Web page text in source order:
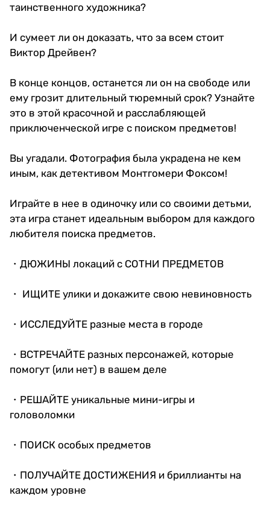
таинственного художника?
И сумеет ли он доказать, что за всем стоит
Виктор Дрейвен?
В конце концов, останется ли он на свободе или
ему грозит длительный тюремный срок? Узнайте
это в этой красочной и расслабляющей
приключенческой игре с поиском предметов!
Вы угадали. Фотография была украдена не кем
иным, как детективом Монтгомери Фоксом!
Играйте в нее в одиночку или со своими детьми,
эта игра станет идеальным выбором для каждого
любителя поиска предметов.
・ДЮЖИНЫ локаций с СОТНИ ПРЕДМЕТОВ
・ ИЩИТЕ улики и докажите свою невиновность
・ИССЛЕДУЙТЕ разные места в городе
・ВСТРЕЧАЙТЕ разных персонажей, которые
помогут (или нет) в вашем деле
・РЕШАЙТЕ уникальные мини-игры и
головоломки
・ПОИСК особых предметов
・ПОЛУЧАЙТЕ ДОСТИЖЕНИЯ и бриллианты на
каждом уровне